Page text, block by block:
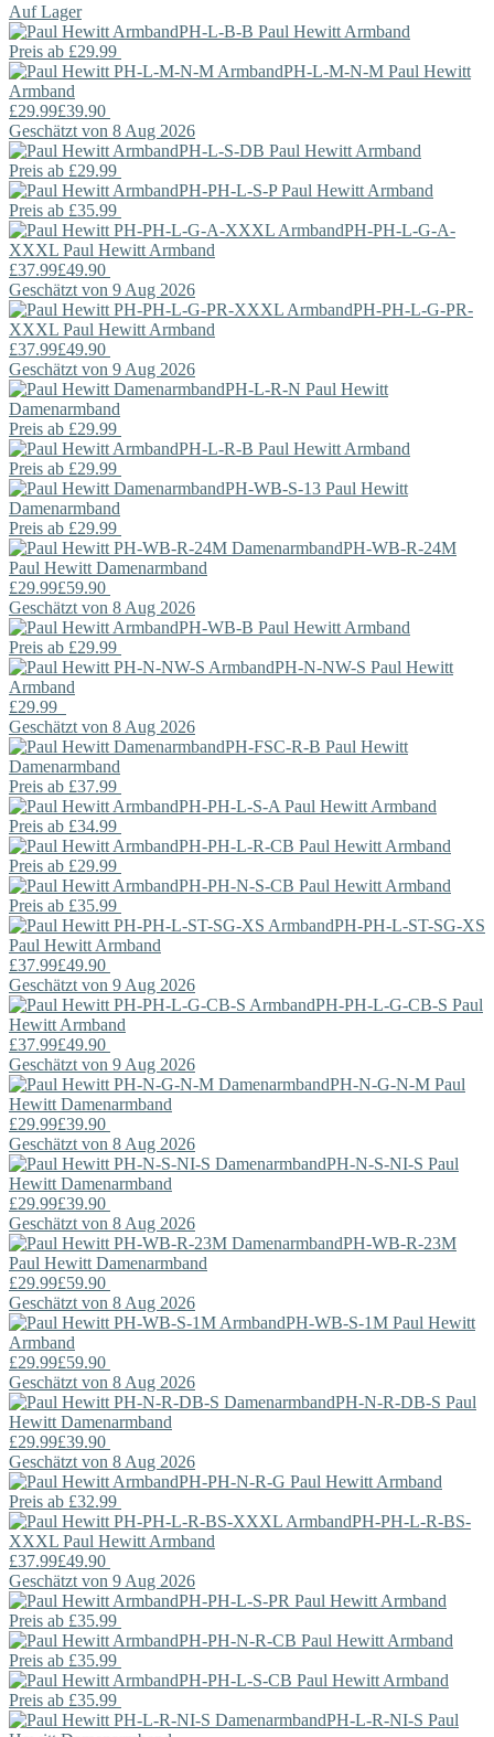
Auf Lager
PH-L-B-B Paul Hewitt Armband
Preis ab £29.99
PH-L-M-N-M Paul Hewitt
Armband
£29.99£39.90
Geschätzt von 8 Aug 2026
PH-L-S-DB Paul Hewitt Armband
Preis ab £29.99
PH-PH-L-S-PPaul Hewitt Armband
Preis ab £35.99
PH-PH-L-G-A-
XXXL Paul Hewitt Armband
£37.99£49.90
Geschätzt von 9 Aug 2026
PH-PH-L-G-PR-
XXXL Paul Hewitt Armband
£37.99£49.90
Geschätzt von 9 Aug 2026
PH-L-R-N Paul Hewitt
Damenarmband
Preis ab £29.99
PH-L-R-B Paul Hewitt Armband
Preis ab £29.99
PH-WB-S-13 Paul Hewitt
Damenarmband
Preis ab £29.99
PH-WB-R-24M
Paul Hewitt Damenarmband
£29.99£59.90
Geschätzt von 8 Aug 2026
PH-WB-B Paul Hewitt Armband
Preis ab £29.99
PH-N-NW-S Paul Hewitt
Armband
£29.99
Geschätzt von 8 Aug 2026
PH-FSC-R-B Paul Hewitt
Damenarmband
Preis ab £37.99
PH-PH-L-S-A Paul Hewitt Armband
Preis ab £34.99
PH-PH-L-R-CB Paul Hewitt Armband
Preis ab £29.99
PH-PH-N-S-CB Paul Hewitt Armband
Preis ab £35.99
PH-PH-L-ST-SG-XS
Paul Hewitt Armband
£37.99£49.90
Geschätzt von 9 Aug 2026
PH-PH-L-G-CB-S Paul
Hewitt Armband
£37.99£49.90
Geschätzt von 9 Aug 2026
PH-N-G-N-M Paul
Hewitt Damenarmband
£29.99£39.90
Geschätzt von 8 Aug 2026
PH-N-S-NI-S Paul
Hewitt Damenarmband
£29.99£39.90
Geschätzt von 8 Aug 2026
PH-WB-R-23M
Paul Hewitt Damenarmband
£29.99£59.90
Geschätzt von 8 Aug 2026
PH-WB-S-1M Paul Hewitt
Armband
£29.99£59.90
Geschätzt von 8 Aug 2026
PH-N-R-DB-S Paul
Hewitt Damenarmband
£29.99£39.90
Geschätzt von 8 Aug 2026
PH-PH-N-R-G Paul Hewitt Armband
Preis ab £32.99
PH-PH-L-R-BS-
XXXL Paul Hewitt Armband
£37.99£49.90
Geschätzt von 9 Aug 2026
PH-PH-L-S-PR Paul Hewitt Armband
Preis ab £35.99
PH-PH-N-R-CB Paul Hewitt Armband
Preis ab £35.99
PH-PH-L-S-CB Paul Hewitt Armband
Preis ab £35.99
PH-L-R-NI-S Paul